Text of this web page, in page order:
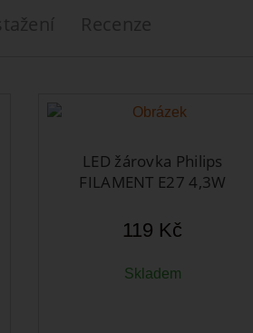
Recenze
LED žárovka Philips
FILAMENT E27 4,3W
119 Kč
Skladem